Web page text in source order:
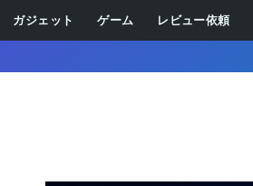
ガジェット ゲーム レビュー依頼